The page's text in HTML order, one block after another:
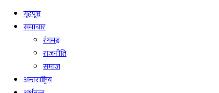
गृहपृष्ठ
समाचार
रंगमञ्च
राजनीति
समाज
अन्तराष्ट्रिय